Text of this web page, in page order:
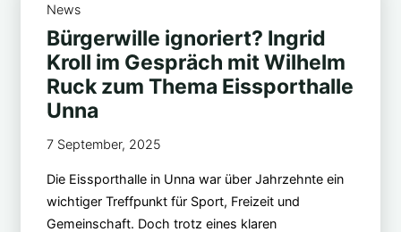
News
Bürgerwille ignoriert? Ingrid
Kroll im Gespräch mit Wilhelm
Ruck zum Thema Eissporthalle
Unna
7 September, 2025
Die Eissporthalle in Unna war über Jahrzehnte ein
wichtiger Treffpunkt für Sport, Freizeit und
Gemeinschaft. Doch trotz eines klaren